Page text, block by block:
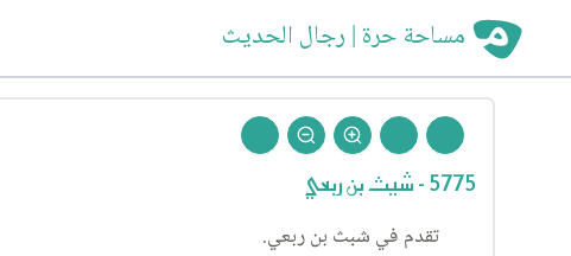
مساحة حرة | رجال الحديث
5775 - شيث بن ربعي
تقدم في شبث بن ربعي.